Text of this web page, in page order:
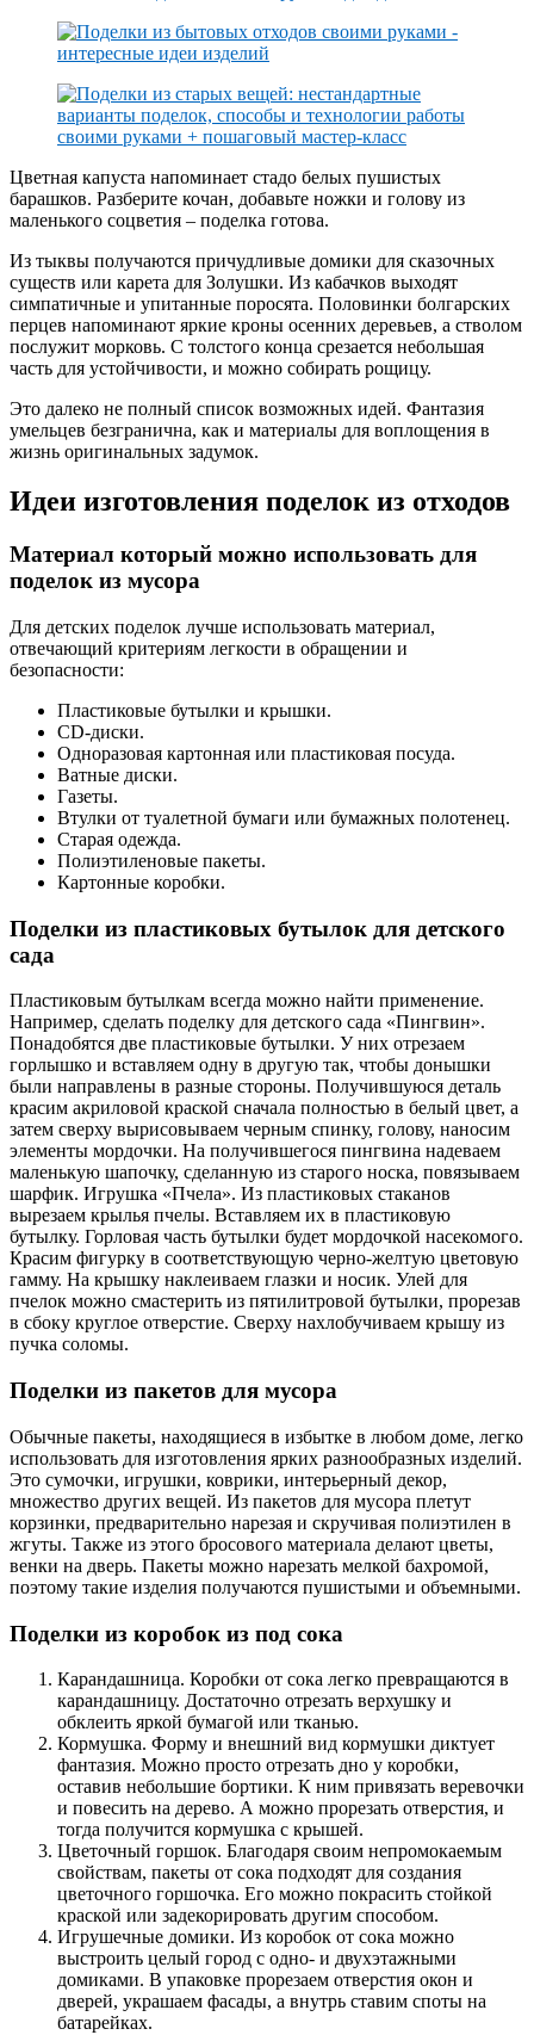
Цветная капуста напоминает стадо белых пушистых
барашков. Разберите кочан, добавьте ножки и голову из
маленького соцветия – поделка готова.
Из тыквы получаются причудливые домики для сказочных
существ или карета для Золушки. Из кабачков выходят
симпатичные и упитанные поросята. Половинки болгарских
перцев напоминают яркие кроны осенних деревьев, а стволом
послужит морковь. С толстого конца срезается небольшая
часть для устойчивости, и можно собирать рощицу.
Это далеко не полный список возможных идей. Фантазия
умельцев безгранична, как и материалы для воплощения в
жизнь оригинальных задумок.
Идеи изготовления поделок из отходов
Материал который можно использовать для
поделок из мусора
Для детских поделок лучше использовать материал,
отвечающий критериям легкости в обращении и
безопасности:
Пластиковые бутылки и крышки.
CD-диски.
Одноразовая картонная или пластиковая посуда.
Ватные диски.
Газеты.
Втулки от туалетной бумаги или бумажных полотенец.
Старая одежда.
Полиэтиленовые пакеты.
Картонные коробки.
Поделки из пластиковых бутылок для детского
сада
Пластиковым бутылкам всегда можно найти применение.
Например, сделать поделку для детского сада «Пингвин».
Понадобятся две пластиковые бутылки. У них отрезаем
горлышко и вставляем одну в другую так, чтобы донышки
были направлены в разные стороны. Получившуюся деталь
красим акриловой краской сначала полностью в белый цвет, а
затем сверху вырисовываем черным спинку, голову, наносим
элементы мордочки. На получившегося пингвина надеваем
маленькую шапочку, сделанную из старого носка, повязываем
шарфик. Игрушка «Пчела». Из пластиковых стаканов
вырезаем крылья пчелы. Вставляем их в пластиковую
бутылку. Горловая часть бутылки будет мордочкой насекомого.
Красим фигурку в соответствующую черно-желтую цветовую
гамму. На крышку наклеиваем глазки и носик. Улей для
пчелок можно смастерить из пятилитровой бутылки, прорезав
в сбоку круглое отверстие. Сверху нахлобучиваем крышу из
пучка соломы.
Поделки из пакетов для мусора
Обычные пакеты, находящиеся в избытке в любом доме, легко
использовать для изготовления ярких разнообразных изделий.
Это сумочки, игрушки, коврики, интерьерный декор,
множество других вещей. Из пакетов для мусора плетут
корзинки, предварительно нарезая и скручивая полиэтилен в
жгуты. Также из этого бросового материала делают цветы,
венки на дверь. Пакеты можно нарезать мелкой бахромой,
поэтому такие изделия получаются пушистыми и объемными.
Поделки из коробок из под сока
Карандашница. Коробки от сока легко превращаются в
карандашницу. Достаточно отрезать верхушку и
обклеить яркой бумагой или тканью.
Кормушка. Форму и внешний вид кормушки диктует
фантазия. Можно просто отрезать дно у коробки,
оставив небольшие бортики. К ним привязать веревочки
и повесить на дерево. А можно прорезать отверстия, и
тогда получится кормушка с крышей.
Цветочный горшок. Благодаря своим непромокаемым
свойствам, пакеты от сока подходят для создания
цветочного горшочка. Его можно покрасить стойкой
краской или задекорировать другим способом.
Игрушечные домики. Из коробок от сока можно
выстроить целый город с одно- и двухэтажными
домиками. В упаковке прорезаем отверстия окон и
дверей, украшаем фасады, а внутрь ставим споты на
батарейках.